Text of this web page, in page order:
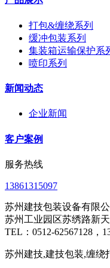
打包&缠绕系列
缓冲包装系列
集装箱运输保护系
喷印系列
新闻动态
企业新闻
客户案例
服务热线
13861315097
苏州建技包装设备有限
苏州工业园区苏绣路新
TEL：0512-62567128，
苏州建技,建技包装,缠绕